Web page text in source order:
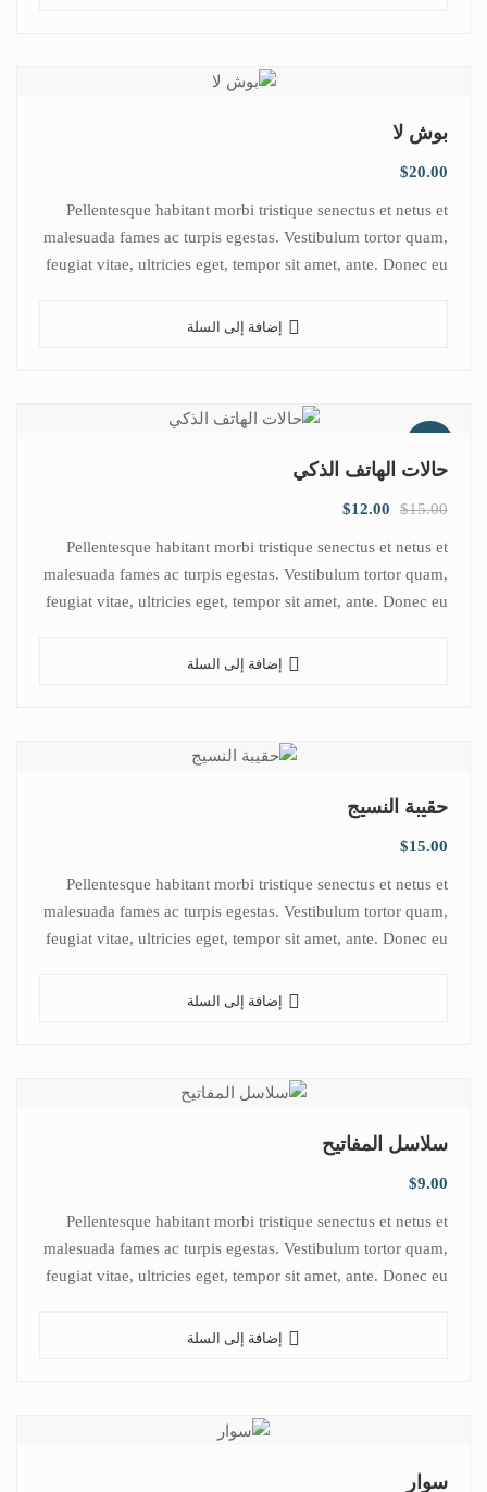
بوش لا
$20.00
Pellentesque habitant morbi tristique senectus et netus et
malesuada fames ac turpis egestas. Vestibulum tortor quam,
feugiat vitae, ultricies eget, tempor sit amet, ante. Donec eu
إضافة إلى السلة
حالات الهاتف الذكي
$15.00
$12.00
Pellentesque habitant morbi tristique senectus et netus et
malesuada fames ac turpis egestas. Vestibulum tortor quam,
feugiat vitae, ultricies eget, tempor sit amet, ante. Donec eu
إضافة إلى السلة
حقيبة النسيج
$15.00
Pellentesque habitant morbi tristique senectus et netus et
malesuada fames ac turpis egestas. Vestibulum tortor quam,
feugiat vitae, ultricies eget, tempor sit amet, ante. Donec eu
إضافة إلى السلة
سلاسل المفاتيح
$9.00
Pellentesque habitant morbi tristique senectus et netus et
malesuada fames ac turpis egestas. Vestibulum tortor quam,
feugiat vitae, ultricies eget, tempor sit amet, ante. Donec eu
إضافة إلى السلة
سوار